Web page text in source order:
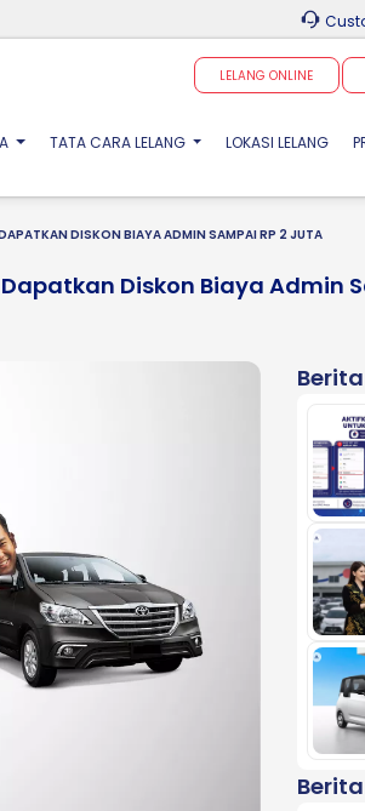
LELANG ONLINE
TATA CARA LELANG LOKASI LELANG
DISKON BIAYA ADMIN SAMPAI RP 2 JUTA
Diskon Biaya Admin